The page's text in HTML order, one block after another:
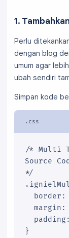
1.
Perlu
dengan blog
umum agar
ubah sendiri
Simpan kode
/* Multi
Source
*/
border:
margin:
}